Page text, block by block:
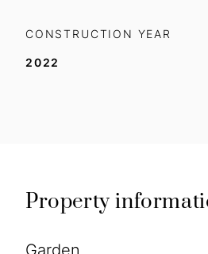
CONSTRUCTION YEAR
2022
Property
Garden